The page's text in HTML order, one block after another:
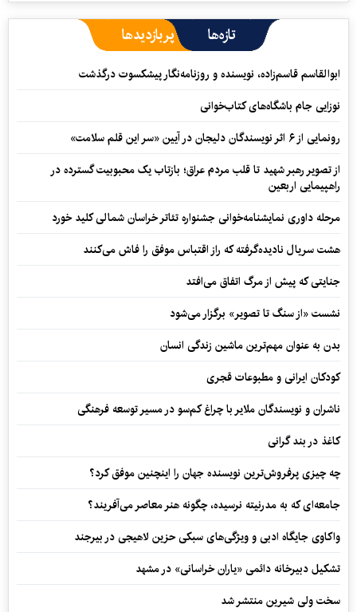
تازه‌ها پربازدیدها
ابوالقاسم قاسم‌زاده، نویسنده و روزنامه‌نگار پیشکسوت درگذشت
نوزایی جام باشگاه‌های کتاب‌خوانی
رونمایی از ۶ اثر نویسندگان دلیجان در آیین «سر این قلم سلامت»
از تصویر رهبر شهید تا قلب مردم عراق؛ بازتاب یک محبوبیت گسترده در
راهپیمایی اربعین
مرحله داوری نمایشنامه‌خوانی جشنواره تئاتر خراسان شمالی کلید خورد
هشت سریال نادیده‌گرفته که راز اقتباس موفق را فاش می‌کنند
جنایتی که پیش از مرگ اتفاق می‌افتد
نشست «از سنگ تا تصویر» برگزار می‌شود
بدن به عنوان مهم‌ترین ماشین زندگی انسان
کودکان ایرانی و مطبوعات قجری
ناشران و نویسندگان ملایر با چراغ کم‌سو در مسیر توسعه فرهنگی
کاغذ در بند گرانی
چه چیزی پرفروش‌ترین نویسنده جهان را اینچنین موفق کرد؟
جامعه‌ای که به مدرنیته نرسیده، چگونه هنر معاصر می‌آفریند؟
واکاوی جایگاه ادبی و ویژگی‌های سبکی حزین لاهیجی در بیرجند
تشکیل دبیرخانه دائمی «یاران خراسانی» در مشهد
سخت ولی شیرین منتشر شد